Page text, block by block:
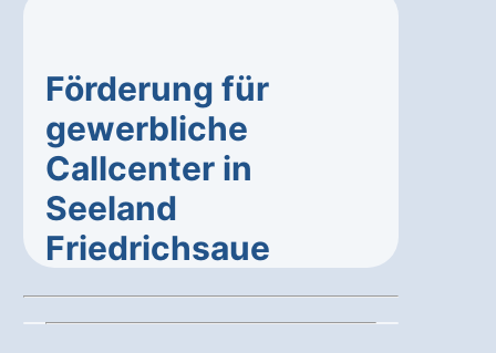
Förderung für
gewerbliche
Callcenter in
Seeland
Friedrichsaue